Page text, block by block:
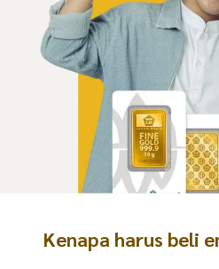
Kenapa harus beli